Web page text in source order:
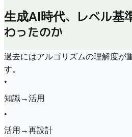
生成AI時代、レベル基
わったのか
過去にはアルゴリズムの理解度が
す。
•
知識→活用
•
活用→再設計